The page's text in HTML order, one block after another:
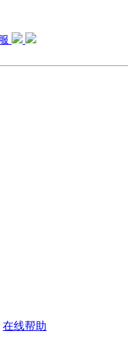
在线帮助